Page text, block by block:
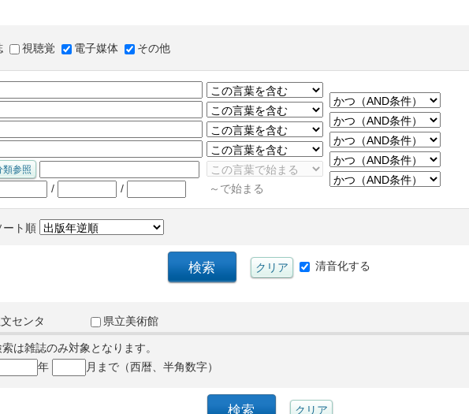
視聴覚 電子媒体 その他
/ / ～で始まる
ート順
清音化する
センタ
県立美術館
は雑誌のみ対象となります。
年 月まで（西暦、半角数字）